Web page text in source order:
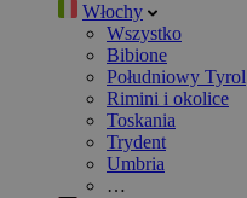
Włochy
Wszystko
Bibione
Południowy Tyrol
Rimini i okolice
Toskania
Trydent
Umbria
…